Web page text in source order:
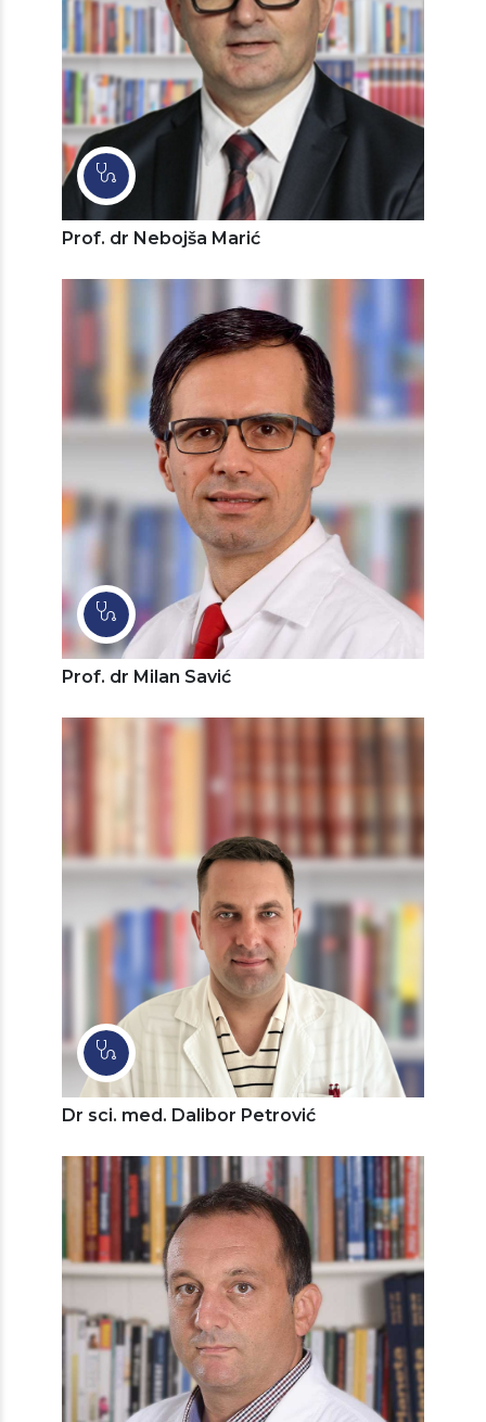
Prof. dr Nebojša Marić
Prof. dr Milan Savić
Dr sci. med. Dalibor Petrović